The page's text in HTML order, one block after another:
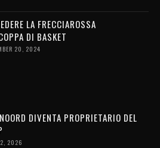
LA FRECCIAROSSA
DI BASKET
20, 2024
DIVENTA PROPRIETARIO DEL
2026